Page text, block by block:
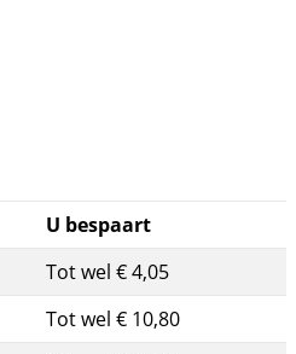
U bespaart
Tot wel € 4,05
Tot wel € 10,80